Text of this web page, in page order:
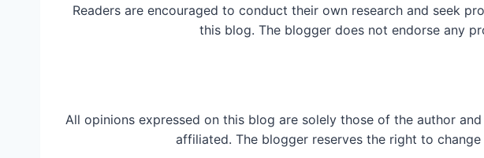
Readers are encouraged to conduct their own research and seek
this blog. The blogger does not endorse any
All opinions expressed on this blog are solely those of the author
affiliated. The blogger reserves the right to